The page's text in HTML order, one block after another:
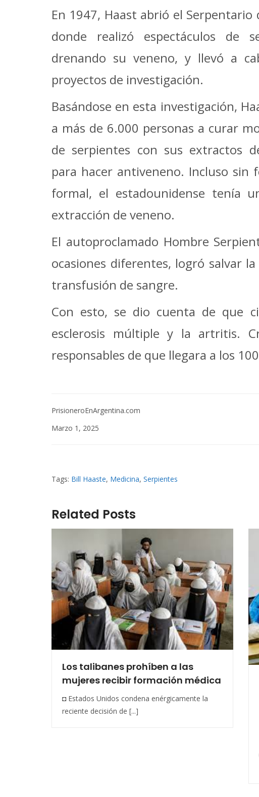
En 1947, Haast abrió el Serpentario
donde realizó espectáculos de
drenando su veneno, y llevó a
proyectos de investigación.
Basándose en esta investigación,
a más de 6.000 personas a curar
de serpientes con sus extractos
para hacer antiveneno. Incluso sin
formal, el estadounidense tenía
extracción de veneno.
El autoproclamado Hombre
ocasiones diferentes, logró salvar
transfusión de sangre.
Con esto, se dio cuenta de que
esclerosis múltiple y la artritis.
responsables de que llegara a los
PrisioneroEnArgentina.com
Marzo 1, 2025
Tags: Bill Haaste, Medicina, Serpientes
Related Posts
Los talibanes prohíben a las
mujeres recibir formación médica
◘ Estados Unidos condena enérgicamente la
reciente decisión de [...]